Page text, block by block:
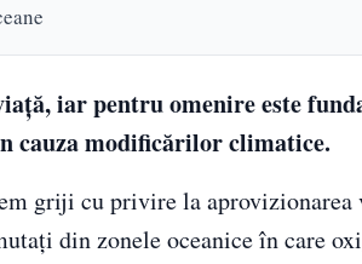
iar pentru omenire este
cauza modificărilor climatice.
griji cu privire la
din zonele oceanice în care